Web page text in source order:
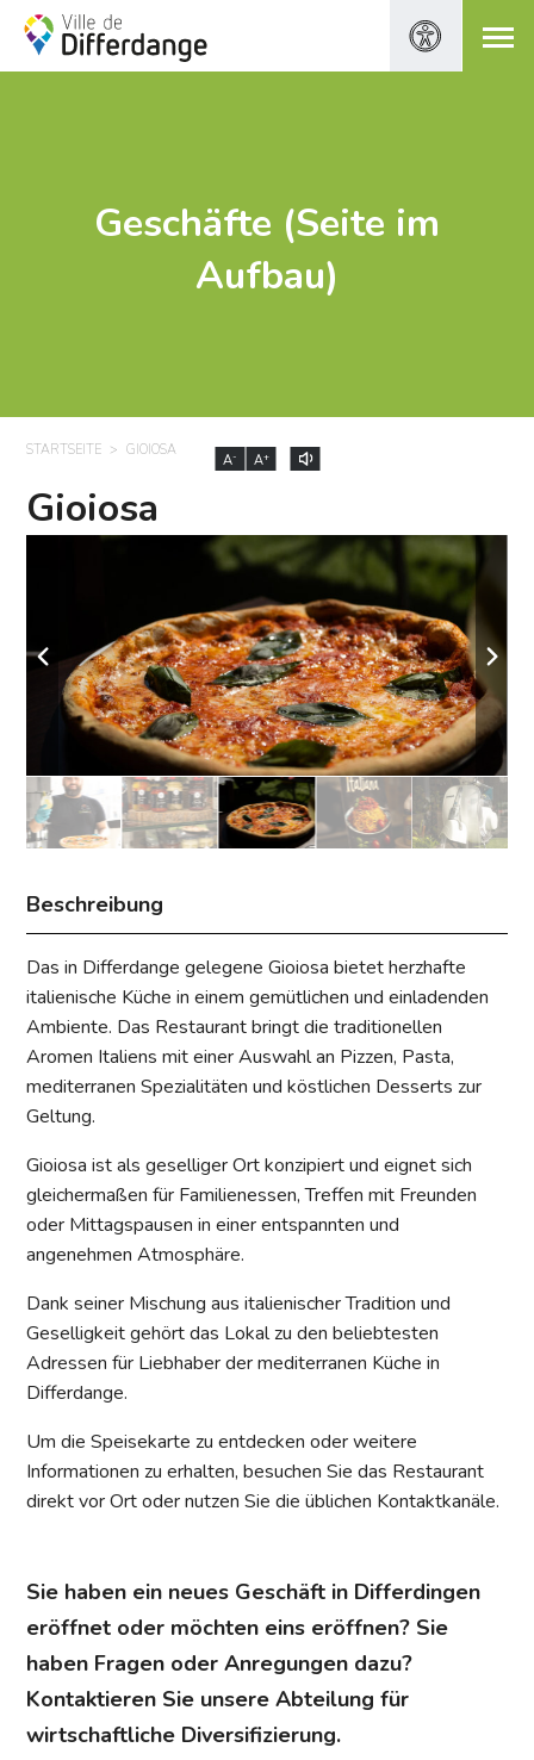
Geschäfte (Seite im
Aufbau)
STARTSEITE GIOIOSA
A- A+
Gioiosa
Beschreibung
Das in Differdange gelegene Gioiosa bietet herzhafte
italienische Küche in einem gemütlichen und einladenden
Ambiente. Das Restaurant bringt die traditionellen
Aromen Italiens mit einer Auswahl an Pizzen, Pasta,
mediterranen Spezialitäten und köstlichen Desserts zur
Geltung.
Gioiosa ist als geselliger Ort konzipiert und eignet sich
gleichermaßen für Familienessen, Treffen mit Freunden
oder Mittagspausen in einer entspannten und
angenehmen Atmosphäre.
Dank seiner Mischung aus italienischer Tradition und
Geselligkeit gehört das Lokal zu den beliebtesten
Adressen für Liebhaber der mediterranen Küche in
Differdange.
Um die Speisekarte zu entdecken oder weitere
Informationen zu erhalten, besuchen Sie das Restaurant
direkt vor Ort oder nutzen Sie die üblichen Kontaktkanäle.
Sie haben ein neues Geschäft in Differdingen
eröffnet oder möchten eins eröffnen? Sie
haben Fragen oder Anregungen dazu?
Kontaktieren Sie unsere Abteilung für
wirtschaftliche Diversifizierung.